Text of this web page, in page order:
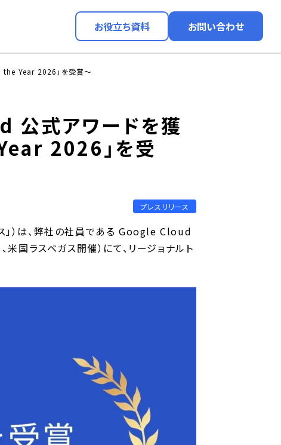
お役立ち資料 お問い合わせ
Year 2026」を受賞〜
公式アワードを獲
2026」を受
プレスリリース
」）は、弊社の社員である Google Cloud
ラスベガス開催）にて、リージョナルト